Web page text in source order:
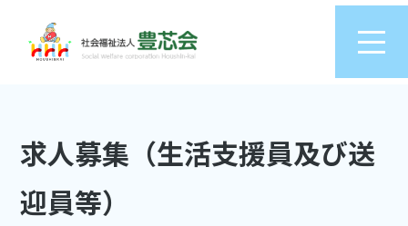
求人募集（生活支援員及び送
迎員等）